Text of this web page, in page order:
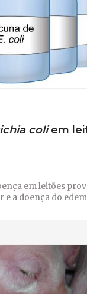
coliem
em leitões
a doença do